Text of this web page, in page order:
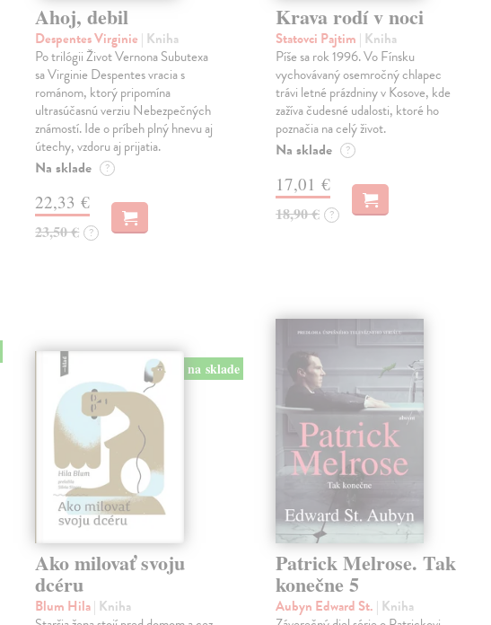
Ahoj, debil
Despentes Virginie | Kniha
Po trilógii Život Vernona Subutexa
sa Virginie Despentes vracia s
románom, ktorý pripomína
ultrasúčasnú verziu Nebezpečných
známostí. Ide o príbeh plný hnevu aj
útechy, vzdoru aj prijatia.
Na sklade ?
22,33 €
23,50 € ?
Krava rodí v noci
Statovci Pajtim | Kniha
Píše sa rok 1996. Vo Fínsku
vychovávaný osemročný chlapec
trávi letné prázdniny v Kosove, kde
zažíva čudesné udalosti, ktoré ho
poznačia na celý život.
Na sklade ?
17,01 €
18,90 € ?
na sklade
Ako milovať svoju
dcéru
Blum Hila| Kniha
Patrick Melrose. Tak
konečne 5
Aubyn Edward St. | Kniha